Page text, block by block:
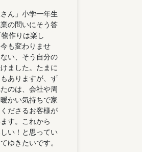
ん」小学一年生
の問いにそう答
作りは楽し
も変わりませ
い、そう自分の
ました。たまに
ありますが、ず
のは、会社や周
かい気持ちで家
ださるお客様が
す。これから
い！と思ってい
ゆきたいです。